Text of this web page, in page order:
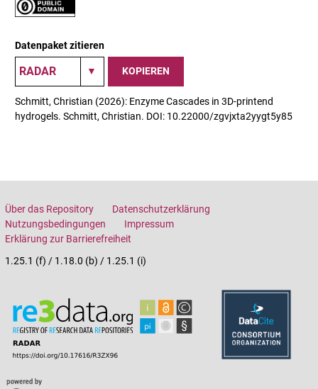
Datenpaket zitieren
KOPIEREN
Schmitt, Christian (2026): Enzyme Cascades in 3D-printend
hydrogels. Schmitt, Christian. DOI: 10.22000/zgvjxta2yygt5y85
Über das Repository
Datenschutzerklärung
Nutzungsbedingungen
Impressum
Erklärung zur Barrierefreiheit
1.25.1 (f) / 1.18.0 (b) / 1.25.1 (i)